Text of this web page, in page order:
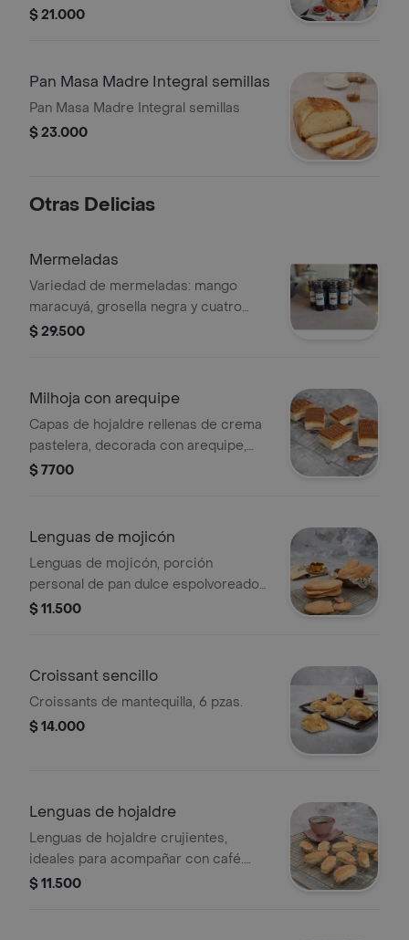
$ 21.000
Pan Masa Madre Integral semillas
Pan Masa Madre Integral semillas
$ 23.000
Otras Delicias
Mermeladas
Variedad de mermeladas: mango
maracuyá, grosella negra y cuatro
frutas rojas.
$ 29.500
Milhoja con arequipe
Capas de hojaldre rellenas de crema
pastelera, decorada con arequipe,
porción personal.
$ 7700
Lenguas de mojicón
Lenguas de mojicón, porción
personal de pan dulce espolvoreado
con azúcar. Ideal para acompañar
$ 11.500
Croissant sencillo
Croissants de mantequilla, 6 pzas.
$ 14.000
Lenguas de hojaldre
Lenguas de hojaldre crujientes,
ideales para acompañar con café.
Porción personal.
$ 11.500